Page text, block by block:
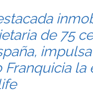
de 75
Franquicia la